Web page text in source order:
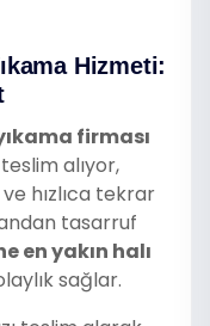
Hizmeti:
firması
alıyor,
hızlıca tekrar
tasarruf
en yakın halı
sağlar.